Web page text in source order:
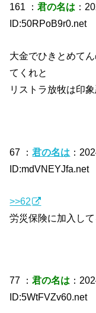
161 ：君の名は ：
ID:50RPoB9r0.net
大金でひきとめて
てくれと
リストラ放牧は印
67 ：君の名は ：
ID:mdVNEYJfa.net
>>62
労災保険に加入し
77 ：君の名は ：
ID:5WtFVZv60.net